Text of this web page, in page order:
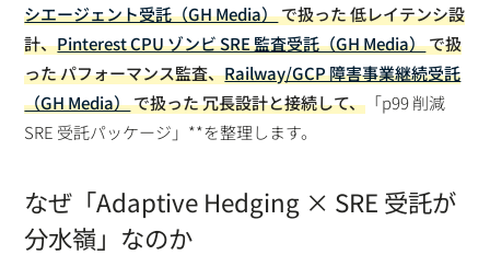
シエージェント受託（GH Media）で扱った低レイテンシ設
計、Pinterest CPU ゾンビ SRE 監査受託（GH Media）で扱
ったパフォーマンス監査、Railway/GCP 障害事業継続受託
（GH Media）で扱った冗長設計と接続して、 「p99 削減
SRE 受託パッケージ」**を整理します。
なぜ「Adaptive Hedging × SRE 受託が
分水嶺」なのか